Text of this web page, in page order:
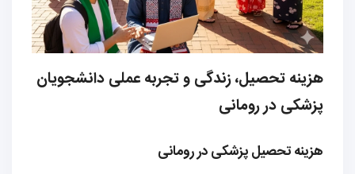
هزینه تحصیل، زندگی و تجربه عملی دانشجویان
پزشکی در رومانی
هزینه تحصیل پزشکی در رومانی